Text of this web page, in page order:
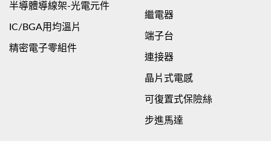
半導體導線架-光電元件
IC/BGA用均溫片
精密電子零組件
繼電器
端子台
連接器
晶片式電感
可復置式保險絲
步進馬達